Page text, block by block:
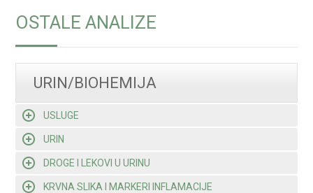
OSTALE ANALIZE
URIN/BIOHEMIJA
USLUGE
URIN
DROGE I LEKOVI U URINU
KRVNA SLIKA I MARKERI INFLAMACIJE